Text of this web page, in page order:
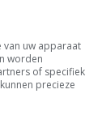
een
van uw apparaat
worden
of specifiek
precieze